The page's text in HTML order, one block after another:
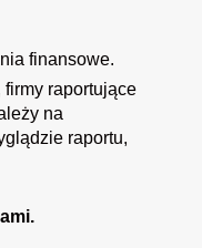
finansowe.
firmy raportujące
na
raportu,